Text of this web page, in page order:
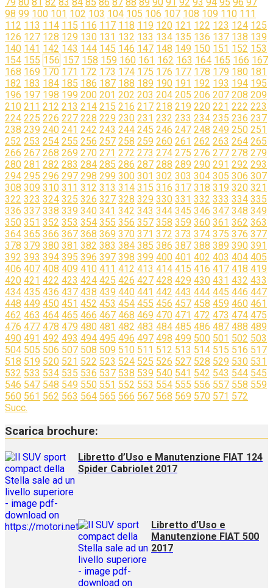
98 99 100 101 102 103 104 105 106 107 108 109 110 111
112 113 114 115 116 117 118 119 120 121 122 123 124 125
126 127 128 129 130 131 132 133 134 135 136 137 138 139
140 141 142 143 144 145 146 147 148 149 150 151 152 153
154 155 156 157 158 159 160 161 162 163 164 165 166 167
168 169 170 171 172 173 174 175 176 177 178 179 180 181
182 183 184 185 186 187 188 189 190 191 192 193 194 195
196 197 198 199 200 201 202 203 204 205 206 207 208 209
210 211 212 213 214 215 216 217 218 219 220 221 222 223
224 225 226 227 228 229 230 231 232 233 234 235 236 237
238 239 240 241 242 243 244 245 246 247 248 249 250 251
252 253 254 255 256 257 258 259 260 261 262 263 264 265
266 267 268 269 270 271 272 273 274 275 276 277 278 279
280 281 282 283 284 285 286 287 288 289 290 291 292 293
294 295 296 297 298 299 300 301 302 303 304 305 306 307
308 309 310 311 312 313 314 315 316 317 318 319 320 321
322 323 324 325 326 327 328 329 330 331 332 333 334 335
336 337 338 339 340 341 342 343 344 345 346 347 348 349
350 351 352 353 354 355 356 357 358 359 360 361 362 363
364 365 366 367 368 369 370 371 372 373 374 375 376 377
378 379 380 381 382 383 384 385 386 387 388 389 390 391
392 393 394 395 396 397 398 399 400 401 402 403 404 405
406 407 408 409 410 411 412 413 414 415 416 417 418 419
420 421 422 423 424 425 426 427 428 429 430 431 432 433
434 435 436 437 438 439 440 441 442 443 444 445 446 447
448 449 450 451 452 453 454 455 456 457 458 459 460 461
462 463 464 465 466 467 468 469 470 471 472 473 474 475
476 477 478 479 480 481 482 483 484 485 486 487 488 489
490 491 492 493 494 495 496 497 498 499 500 501 502 503
504 505 506 507 508 509 510 511 512 513 514 515 516 517
518 519 520 521 522 523 524 525 526 527 528 529 530 531
532 533 534 535 536 537 538 539 540 541 542 543 544 545
546 547 548 549 550 551 552 553 554 555 556 557 558 559
560 561 562 563 564 565 566 567 568 569 570 571 572
Succ.
Scarica brochure:
Libretto d’Uso e Manutenzione FIAT 124
Spider Cabriolet 2017
Libretto d’Uso e
Manutenzione FIAT 500
2017